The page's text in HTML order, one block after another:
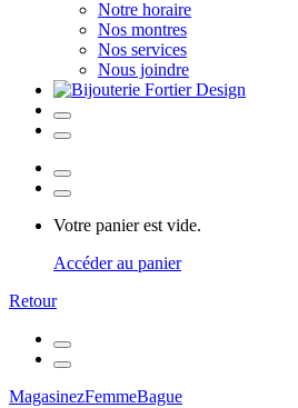
Notre horaire
Nos montres
Nos services
Nous joindre
Votre panier est vide.
Accéder au panier
Retour
MagasinezFemmeBague